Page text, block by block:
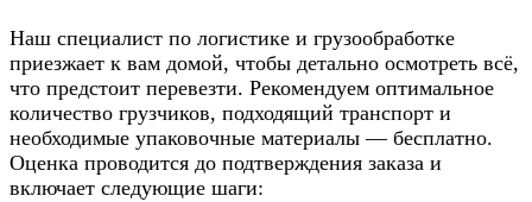
Наш специалист по логистике и грузообработке
приезжает к вам домой, чтобы детально осмотреть всё,
что предстоит перевезти. Рекомендуем оптимальное
количество грузчиков, подходящий транспорт и
необходимые упаковочные материалы — бесплатно.
Оценка проводится до подтверждения заказа и
включает следующие шаги: